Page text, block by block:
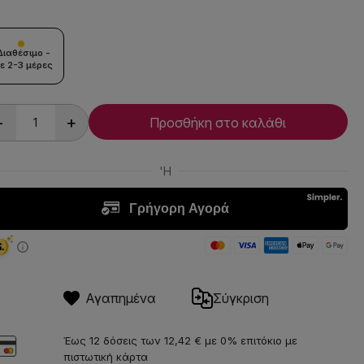
-
2-3 μέρες
+ Προσθήκη στο καλάθι
Αγαπημένα Σύγκριση
Έως 12 δόσεις των 12,42 € με 0% επιτόκιο με
πιστωτική κάρτα